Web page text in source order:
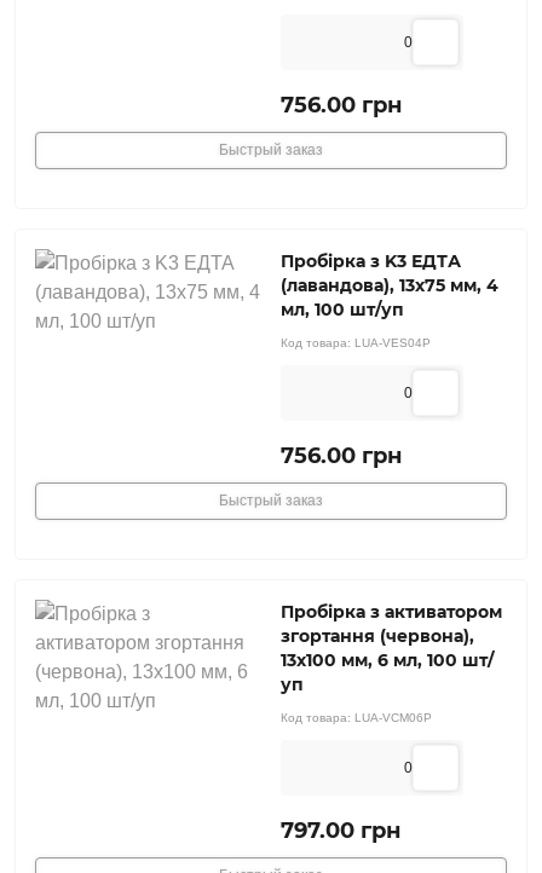
0
756.00 грн
Быстрый заказ
Пробірка з K3 ЕДТА
(лавандова), 13х75 мм, 4
мл, 100 шт/уп
Код товара: LUA-VES04P
0
756.00 грн
Быстрый заказ
Пробірка з активатором
згортання (червона),
13х100 мм, 6 мл, 100 шт/
уп
Код товара: LUA-VCM06P
0
797.00 грн